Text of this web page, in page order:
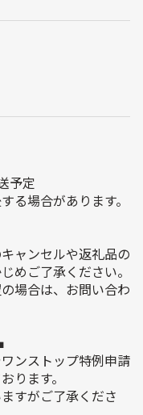
予定
る場合があります。
ャンセルや返礼品の
めご了承ください。
場合は、お問い合わ
ンストップ特例申請
ります。
すがご了承くださ